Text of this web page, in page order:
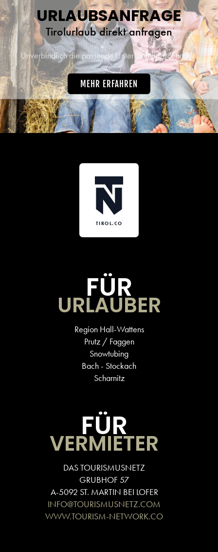
URLAUBSANFRAGE
Tirolurlaub direkt anfragen
Unverbindlich die passende Unterkunft in Tirol finden.
MEHR ERFAHREN
TIROL.CO
FÜR
URLAUBER
Region Hall-Wattens
Prutz / Faggen
Snowtubing
Bach - Stockach
Scharnitz
FÜR
VERMIETER
DAS TOURISMUSNETZ
GRUBHOF 57
A-5092 ST. MARTIN BEI LOFER
INFO@TOURISMUSNETZ.COM
WWW.TOURISM-NETWORK.CO